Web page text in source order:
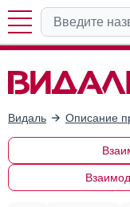
Видаль Описание